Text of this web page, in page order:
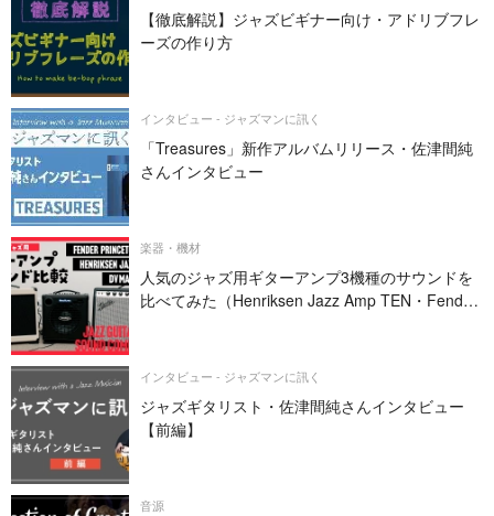
【徹底解説】ジャズビギナー向け・アドリブフレ
ーズの作り方
インタビュー - ジャズマンに訊く
「Treasures」新作アルバムリリース・佐津間純
さんインタビュー
楽器・機材
人気のジャズ用ギターアンプ3機種のサウンドを
比べてみた（Henriksen Jazz Amp TEN・Fender
インタビュー - ジャズマンに訊く
ジャズギタリスト・佐津間純さんインタビュー
【前編】
音源